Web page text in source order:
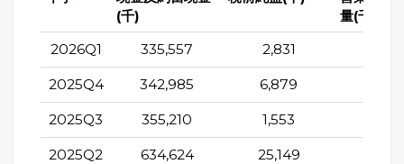
(千)
量(千)
2026Q1 335,557 2,831
2025Q4 342,985 6,879
2025Q3 355,210 1,553
2025Q2 634,624 25,149